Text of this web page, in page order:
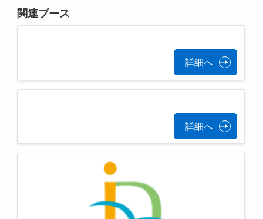
関連ブース
詳細へ
詳細へ